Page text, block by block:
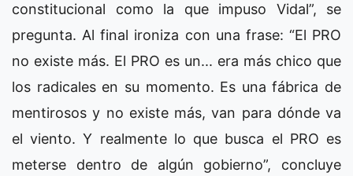
constitucional como la que impuso Vidal”, se
pregunta. Al final ironiza con una frase: “El PRO
no existe más. El PRO es un... era más chico que
los radicales en su momento. Es una fábrica de
mentirosos y no existe más, van para dónde va
el viento. Y realmente lo que busca el PRO es
meterse dentro de algún gobierno”, concluye